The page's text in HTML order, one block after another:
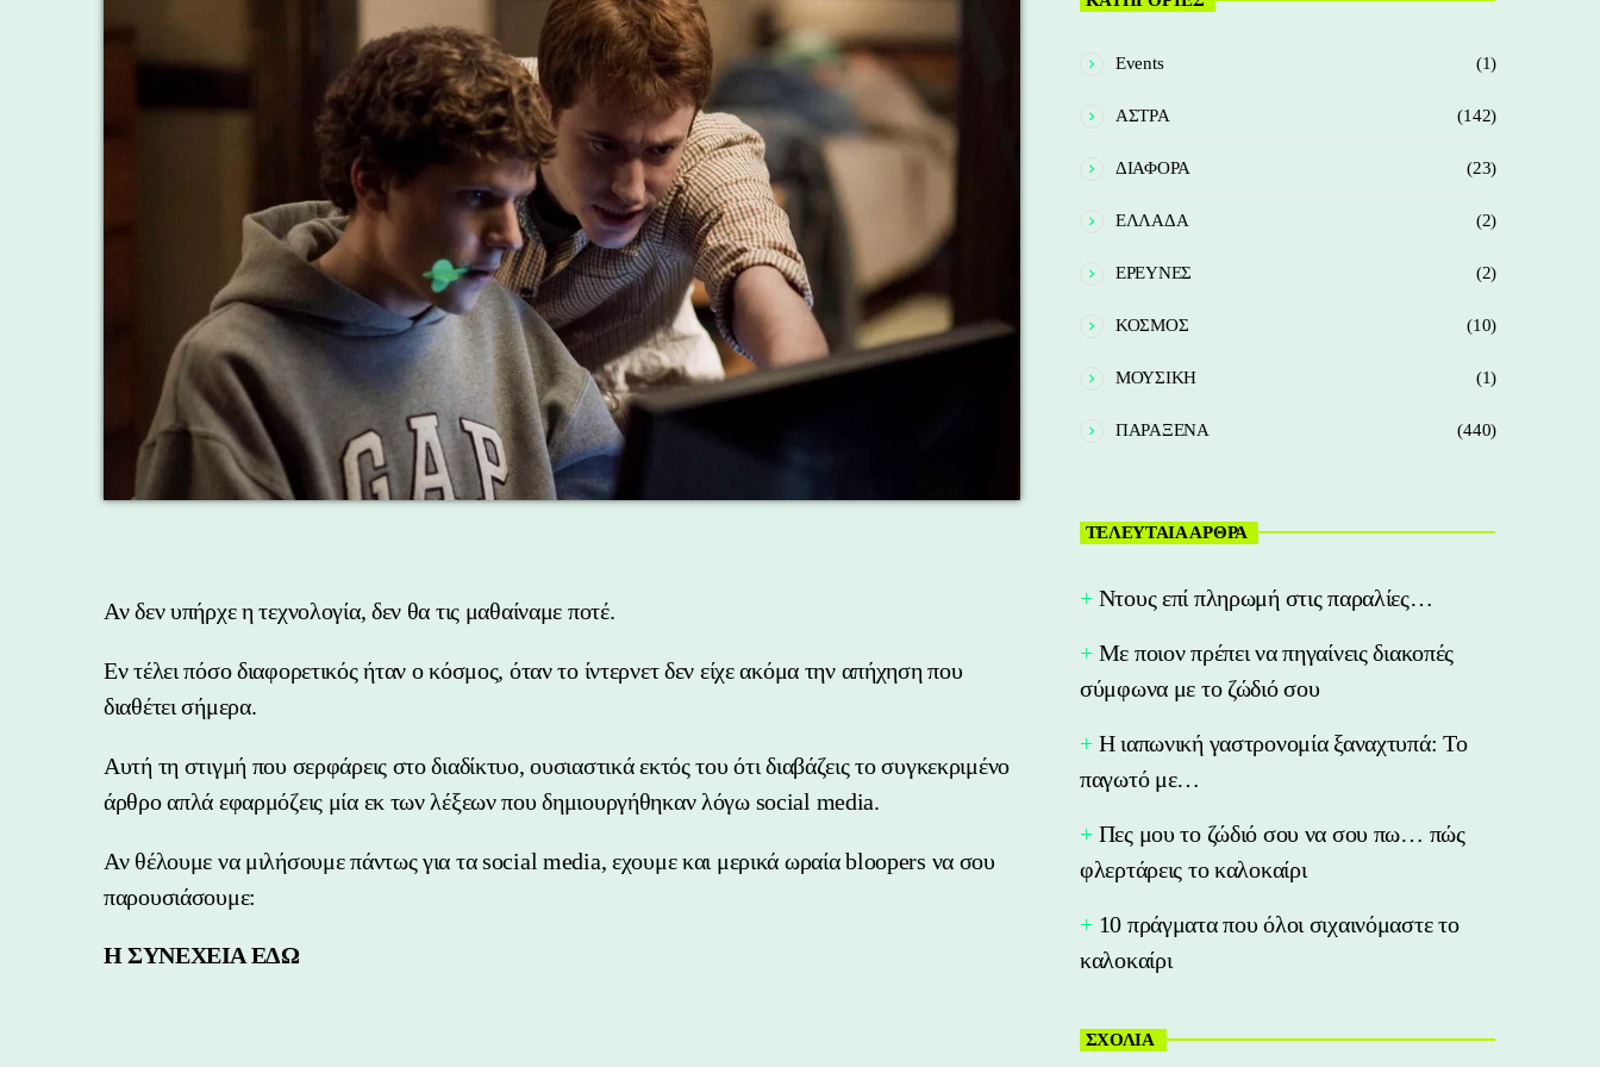
Αν δεν υπήρχε η τεχνολογία, δεν θα τις μαθαίναμε ποτέ.
Εν τέλει πόσο διαφορετικός ήταν ο κόσμος, όταν το ίντερνετ δεν είχε ακόμα την απήχηση που
διαθέτει σήμερα.
Αυτή τη στιγμή που σερφάρεις στο διαδίκτυο, ουσιαστικά εκτός του ότι διαβάζεις το συγκεκριμένο
άρθρο απλά εφαρμόζεις μία εκ των λέξεων που δημιουργήθηκαν λόγω social media.
Αν θέλουμε να μιλήσουμε πάντως για τα social media, εχουμε και μερικά ωραία bloopers να σου
παρουσιάσουμε:
Η ΣΥΝΕΧΕΙΑ ΕΔΩ
Events (1)
ΑΣΤΡΑ (142)
ΔΙΑΦΟΡΑ (23)
ΕΛΛΑΔΑ (2)
ΕΡΕΥΝΕΣ (2)
ΚΟΣΜΟΣ (10)
ΜΟΥΣΙΚΗ (1)
ΠΑΡΑΞΕΝΑ (440)
ΤΕΛΕΥΤΑΙΑ ΑΡΘΡΑ
Nτους επί πληρωμή στις παραλίες…
Με ποιον πρέπει να πηγαίνεις διακοπές
σύμφωνα με το ζώδιό σου
Η ιαπωνική γαστρονομία ξαναχτυπά: Το
παγωτό με…
Πες μου το ζώδιό σου να σου πω… πώς
φλερτάρεις το καλοκαίρι
10 πράγματα που όλοι σιχαινόμαστε το
καλοκαίρι
ΣΧΟΛΙΑ